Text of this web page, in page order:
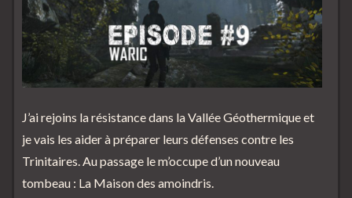
J’ai rejoins la résistance dans la Vallée Géothermique et
je vais les aider à préparer leurs défenses contre les
Trinitaires. Au passage le m’occupe d’un nouveau
tombeau : La Maison des amoindris.